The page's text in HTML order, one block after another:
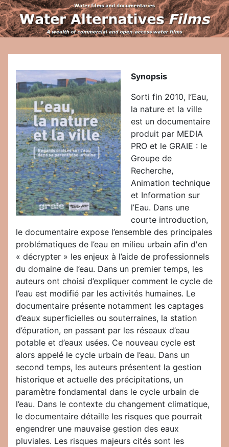
Synopsis
Sorti fin 2010, l’Eau,
la nature et la ville
est un documentaire
produit par MEDIA
PRO et le GRAIE : le
Groupe de
Recherche,
Animation technique
et Information sur
l’Eau. Dans une
courte introduction,
le documentaire expose l’ensemble des principales
problématiques de l’eau en milieu urbain afin d'en
« décrypter » les enjeux à l’aide de professionnels
du domaine de l’eau. Dans un premier temps, les
auteurs ont choisi d’expliquer comment le cycle de
l’eau est modifié par les activités humaines. Le
documentaire présente notamment les captages
d’eaux superficielles ou souterraines, la station
d’épuration, en passant par les réseaux d’eau
potable et d’eaux usées. Ce nouveau cycle est
alors appelé le cycle urbain de l’eau. Dans un
second temps, les auteurs présentent la gestion
historique et actuelle des précipitations, un
paramètre fondamental dans le cycle urbain de
l’eau. Dans le contexte du changement climatique,
le documentaire détaille les risques que pourrait
engendrer une mauvaise gestion des eaux
pluviales. Les risques majeurs cités sont les